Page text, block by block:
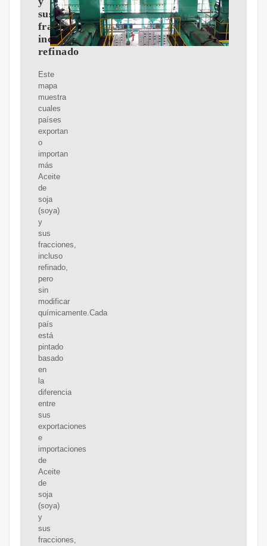
sus
fracciones,
incluso
refinado
Este
mapa
muestra
cuales
países
exportan
o
importan
más
Aceite
de
soja
(soya)
y
sus
fracciones,
incluso
refinado,
pero
sin
modificar
químicamente.Cada
país
está
pintado
basado
en
la
diferencia
entre
sus
exportaciones
e
importaciones
de
Aceite
de
soja
(soya)
y
sus
fracciones,